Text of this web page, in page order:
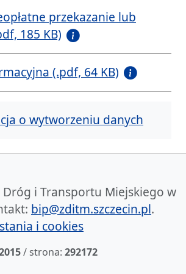
przekazanie lub
185 KB)
(.pdf, 64 KB)
o wytworzeniu danych
i Transportu Miejskiego w
bip@zditm.szczecin.pl.
i cookies
/ strona: 292172